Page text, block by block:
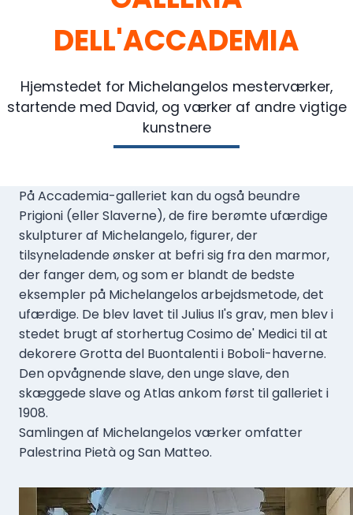
DELL'ACCADEMIA
Hjemstedet for Michelangelos mesterværker,
startende med David, og værker af andre vigtige
kunstnere
På Accademia-galleriet kan du også beundre
Prigioni (eller Slaverne), de fire berømte ufærdige
skulpturer af Michelangelo, figurer, der
tilsyneladende ønsker at befri sig fra den marmor,
der fanger dem, og som er blandt de bedste
eksempler på Michelangelos arbejdsmetode, det
ufærdige. De blev lavet til Julius II's grav, men blev i
stedet brugt af storhertug Cosimo de' Medici til at
dekorere Grotta del Buontalenti i Boboli-haverne.
Den opvågnende slave, den unge slave, den
skæggede slave og Atlas ankom først til galleriet i
1908.
Samlingen af Michelangelos værker omfatter
Palestrina Pietà og San Matteo.